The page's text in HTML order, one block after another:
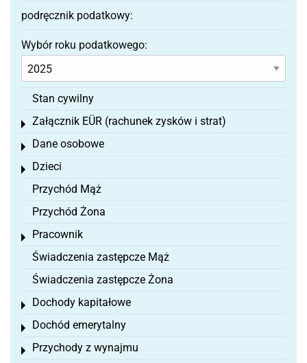
podręcznik podatkowy:
Wybór roku podatkowego:
Stan cywilny
Załącznik EÜR (rachunek zysków i strat)
Toggle menu
Dane osobowe
Toggle menu
Dzieci
Toggle menu
Przychód Mąż
Przychód Żona
Pracownik
Toggle menu
Świadczenia zastępcze Mąż
Świadczenia zastępcze Żona
Dochody kapitałowe
Toggle menu
Dochód emerytalny
Toggle menu
Przychody z wynajmu
Toggle menu